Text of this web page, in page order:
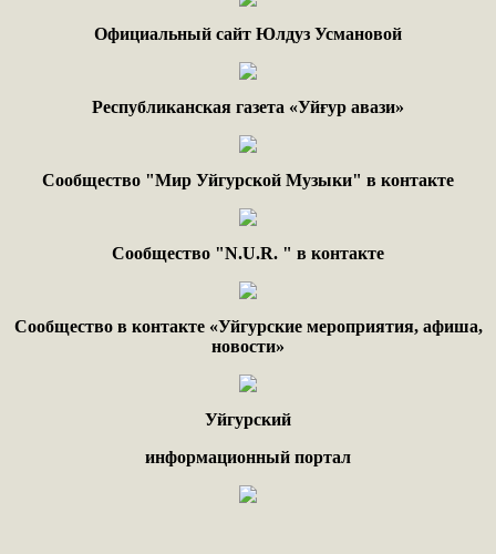
Официальный сайт Юлдуз Усмановой
Республиканская газета «Уйғур авази»
Сообщество "Мир Уйгурской Музыки" в контакте
Сообщество "N.U.R. " в контакте
Сообщество в контакте «Уйгурские мероприятия, афиша,
новости»
Уйгурский
информационный портал